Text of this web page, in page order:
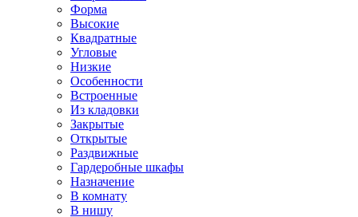
Форма
Высокие
Квадратные
Угловые
Низкие
Особенности
Встроенные
Из кладовки
Закрытые
Открытые
Раздвижные
Гардеробные шкафы
Назначение
В комнату
В нишу